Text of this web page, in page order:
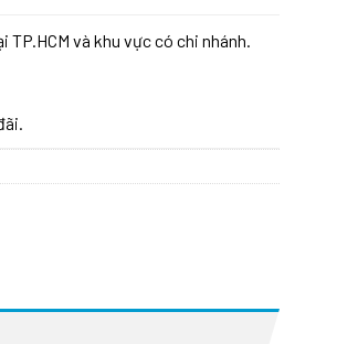
và khu vực có chi nhánh.